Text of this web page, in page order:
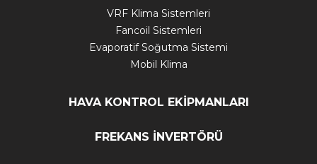
VRF Klima Sistemleri
Fancoil Sistemleri
Evaporatif Soğutma Sistemi
Mobil Klima
HAVA KONTROL EKİPMANLARI
FREKANS İNVERTÖRÜ